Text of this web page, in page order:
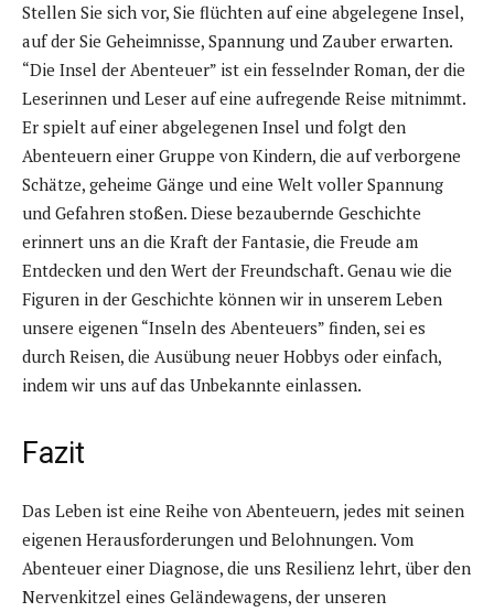
Stellen Sie sich vor, Sie flüchten auf eine abgelegene Insel,
auf der Sie Geheimnisse, Spannung und Zauber erwarten.
“Die Insel der Abenteuer” ist ein fesselnder Roman, der die
Leserinnen und Leser auf eine aufregende Reise mitnimmt.
Er spielt auf einer abgelegenen Insel und folgt den
Abenteuern einer Gruppe von Kindern, die auf verborgene
Schätze, geheime Gänge und eine Welt voller Spannung
und Gefahren stoßen. Diese bezaubernde Geschichte
erinnert uns an die Kraft der Fantasie, die Freude am
Entdecken und den Wert der Freundschaft. Genau wie die
Figuren in der Geschichte können wir in unserem Leben
unsere eigenen “Inseln des Abenteuers” finden, sei es
durch Reisen, die Ausübung neuer Hobbys oder einfach,
indem wir uns auf das Unbekannte einlassen.
Fazit
Das Leben ist eine Reihe von Abenteuern, jedes mit seinen
eigenen Herausforderungen und Belohnungen. Vom
Abenteuer einer Diagnose, die uns Resilienz lehrt, über den
Nervenkitzel eines Geländewagens, der unseren